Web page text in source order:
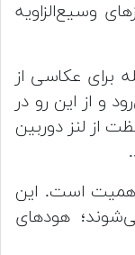
وسیع‌الزاویه
برای عکاسی از
و از این رو در
از لنز دوربین
اهمیت است. این
هودهای